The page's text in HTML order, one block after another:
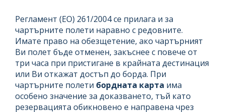
Регламент (ЕО) 261/2004 се прилага и за
чартърните полети наравно с редовните.
Имате право на обезщетение, ако чартърният
Ви полет бъде отменен, закъснее с повече от
три часа при пристигане в крайната дестинация
или Ви откажат достъп до борда. При
чартърните полети бордната карта има
особено значение за доказването, тъй като
резервацията обикновено е направена чрез